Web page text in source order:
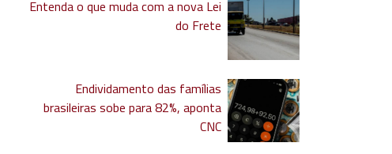
Entenda o que muda com a nova Lei
do Frete
Endividamento das famílias
brasileiras sobe para 82%, aponta
CNC